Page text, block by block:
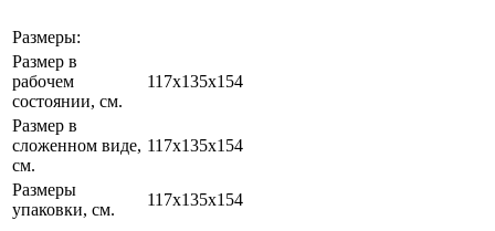
Размеры:
Размер в
рабочем
состоянии, см.
117х135x154
Размер в
сложенном виде,
см.
117х135x154
Размеры
упаковки, см.
117х135x154